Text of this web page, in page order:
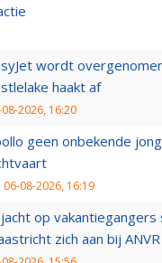
wordt
haakt af
2026, 16:20
geen onbekende
06-08-2026, 16:19
op vakantiegangers
zich aan bij ANVR